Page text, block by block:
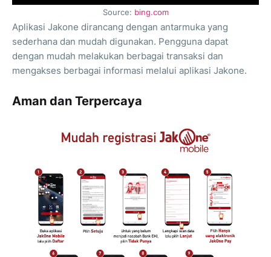
Source: bing.com
Aplikasi Jakone dirancang dengan antarmuka yang
sederhana dan mudah digunakan. Pengguna dapat
dengan mudah melakukan berbagai transaksi dan
mengakses berbagai informasi melalui aplikasi Jakone.
Aman dan Terpercaya